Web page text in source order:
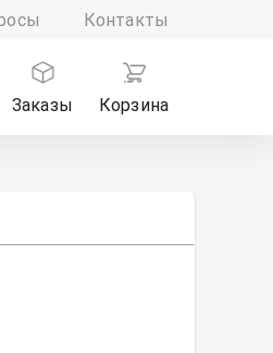
Контакты
Заказы
Корзина